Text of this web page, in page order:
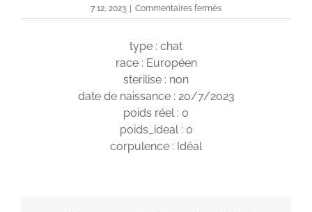
7 12, 2023 Commentaires ferméssur
Zelda
type : chat
race : Européen
sterilise : non
date de naissance : 20/7/2023
poids réel : 0
poids_ideal : 0
corpulence : Idéal